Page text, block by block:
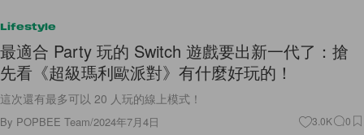
Lifestyle
最適合 Party 玩的 Switch 遊戲要出新一代了：搶
先看《超級瑪利歐派對》有什麼好玩的！
這次還有最多可以 20 人玩的線上模式！
By POPBEE Team/2024年7月4日 3.0K 0